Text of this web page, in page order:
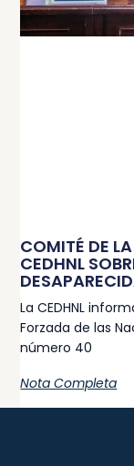
COMITÉ DE
CEDHNL
La CEDHNL
Forzada de las
número 40
Nota Completa